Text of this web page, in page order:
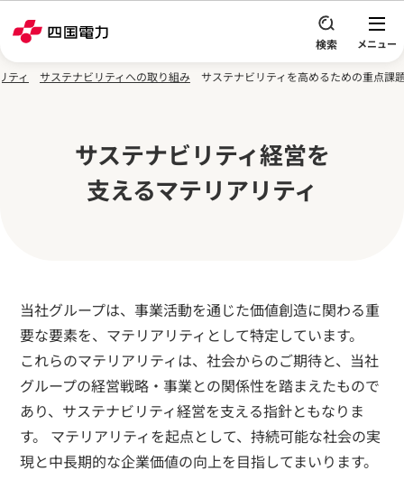
ティ サステナビリティへの取り組み サステナビリティを高めるための重点課
サステナビリティ経営を
支えるマテリアリティ
当社グループは、事業活動を通じた価値創造に関わる重
要な要素を、マテリアリティとして特定しています。
これらのマテリアリティは、社会からのご期待と、当社
グループの経営戦略・事業との関係性を踏まえたもので
あり、サステナビリティ経営を支える指針ともなりま
す。 マテリアリティを起点として、持続可能な社会の実
現と中長期的な企業価値の向上を目指してまいります。